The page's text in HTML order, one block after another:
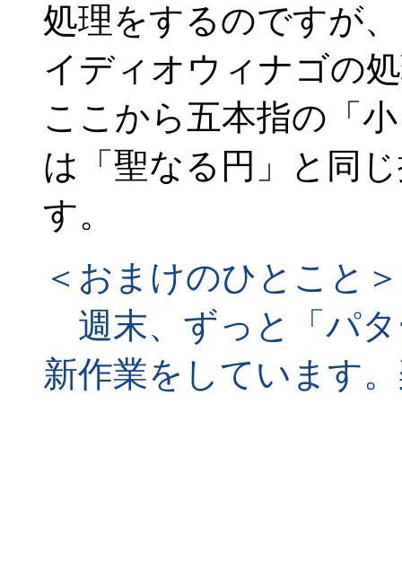
処理をするのですが
イディオウィナゴの
ここから五本指の「
は「聖なる円」と同
す。
＜おまけのひとこと＞
週末、ずっと「パ
新作業をしています